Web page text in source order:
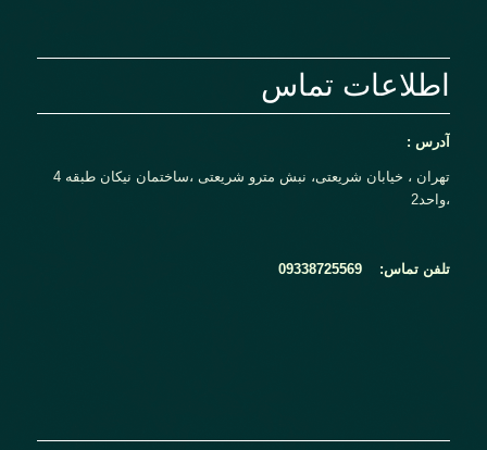
اطلاعات تماس
آدرس :
تهران ، خیابان شریعتی، نبش مترو شریعتی ،ساختمان نیکان طبقه 4
،واحد2
تلفن تماس: 09338725569